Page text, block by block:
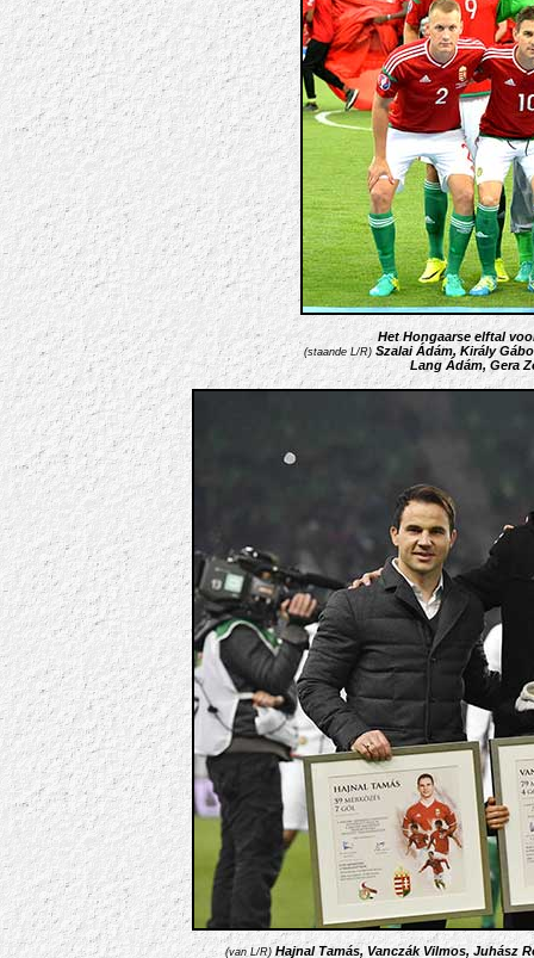
Het Hongaarse elftal
(staande L/R)Szalai Ádám, Király
Lang Ádám, Gera
(van L/R) Hajnal Tamás, Vanczák Vilmos, Juhász